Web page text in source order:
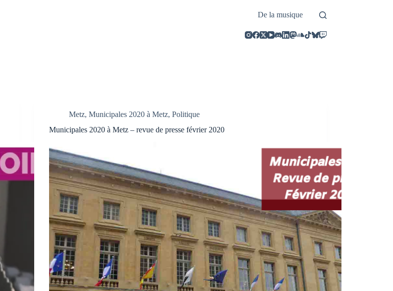
De la musique
Metz, Municipales 2020 à Metz, Politique
Municipales 2020 à Metz – revue de presse février 2020